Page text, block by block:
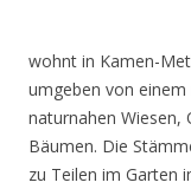
wohnt in Kamen-
umgeben von
naturnahen Wiesen,
Bäumen. Die
zu Teilen im Garten